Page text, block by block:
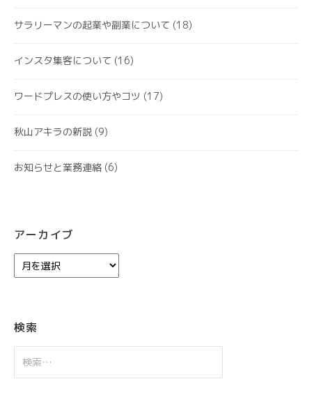
サラリーマンの起業や副業について (18)
インスタ集客について (16)
ワードプレスの使い方やコツ (17)
秋山アキラの新説 (9)
お知らせと業務連絡 (6)
アーカイブ
ー
ブ
検索
索: